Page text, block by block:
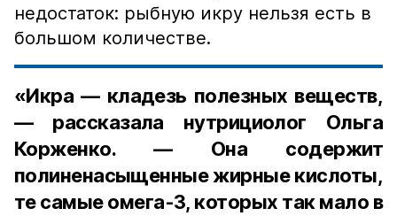
недостаток: рыбную икру нельзя есть в
большом количестве.
«Икра — кладезь полезных веществ,
— рассказала нутрициолог Ольга
Корженко. — Она содержит
полиненасыщенные жирные кислоты,
те самые омега-3, которых так мало в